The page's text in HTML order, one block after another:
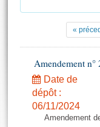
Projets de loi
Propositions de loi
Amendements
Textes adoptés
Documents de
( Constitution |
Histoire
Juniors
Anciennes
La Bibliothèque
Contacts et
Photos libres
«
Amendement n°
Date de
dépôt :
06/11/2024
Amendement